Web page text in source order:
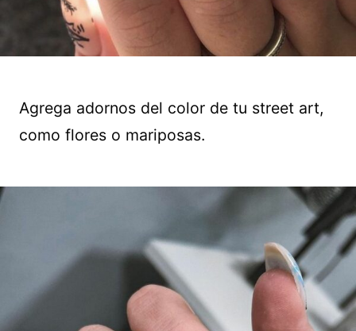
Agrega adornos del color de tu street art,
como flores o mariposas.